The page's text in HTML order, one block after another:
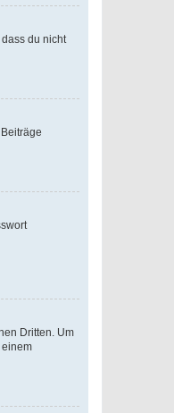
du nicht
Dritten. Um
einem